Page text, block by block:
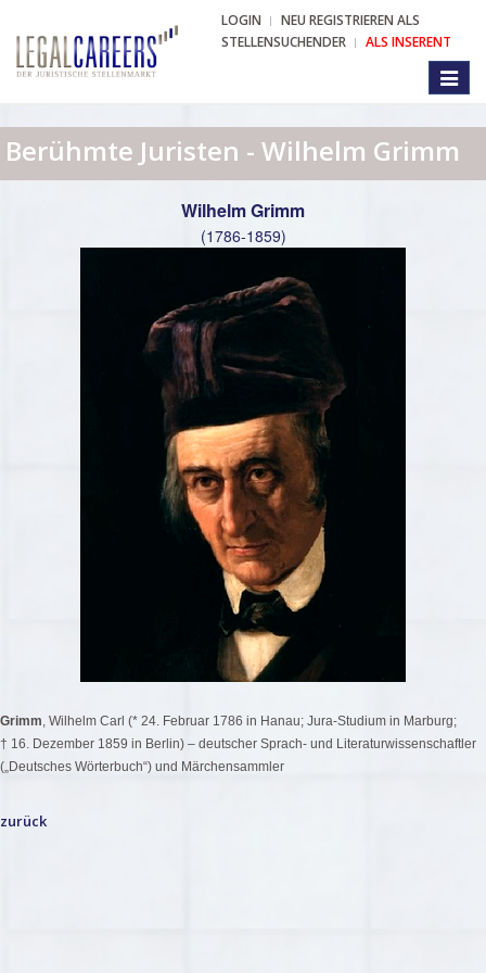
LOGIN
NEU REGISTRIEREN ALS
STELLENSUCHENDER
ALS INSERENT
Berühmte Juristen - Wilhelm Grimm
Wilhelm Grimm
(1786-1859)
Grimm, Wilhelm Carl (* 24. Februar 1786 in Hanau; Jura-Studium in Marburg;
† 16. Dezember 1859 in Berlin) – deutscher Sprach- und Literaturwissenschaftler
(„Deutsches Wörterbuch“) und Märchensammler
zurück